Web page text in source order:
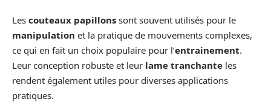
Les couteaux papillons sont souvent utilisés pour le
manipulation et la pratique de mouvements complexes,
ce qui en fait un choix populaire pour l’entrainement.
Leur conception robuste et leur lame tranchante les
rendent également utiles pour diverses applications
pratiques.